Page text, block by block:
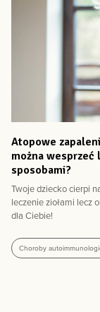
Atopowe
można
sposobami?
Twoje dziecko cierpi
leczenie ziołami lecz
dla Ciebie!
Choroby